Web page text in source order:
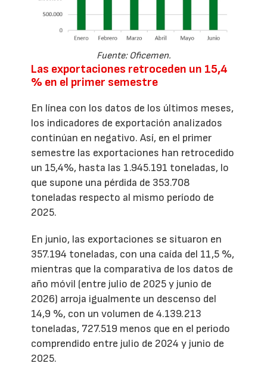
Fuente: Oficemen.
Las exportaciones retroceden un 15,4
% en el primer semestre
En línea con los datos de los últimos meses,
los indicadores de exportación analizados
continúan en negativo. Así, en el primer
semestre las exportaciones han retrocedido
un 15,4%, hasta las 1.945.191 toneladas, lo
que supone una pérdida de 353.708
toneladas respecto al mismo período de
2025.
En junio, las exportaciones se situaron en
357.194 toneladas, con una caída del 11,5 %,
mientras que la comparativa de los datos de
año móvil (entre julio de 2025 y junio de
2026) arroja igualmente un descenso del
14,9 %, con un volumen de 4.139.213
toneladas, 727.519 menos que en el periodo
comprendido entre julio de 2024 y junio de
2025.